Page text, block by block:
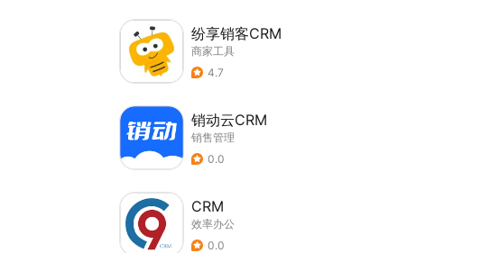
纷享销客CRM
商家工具
4.7
销动云CRM
销售管理
0.0
CRM
效率办公
0.0